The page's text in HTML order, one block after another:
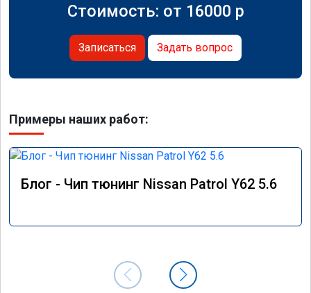
Стоимость: от 16000 p
Записаться Задать вопрос
Примеры наших работ:
Блог - Чип тюнинг Nissan Patrol Y62 5.6